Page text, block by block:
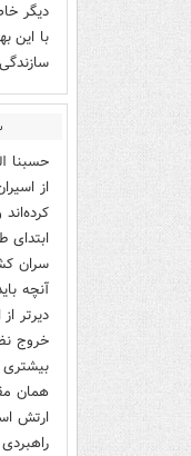
دیگر
با این
حسبنا
از
ارتش